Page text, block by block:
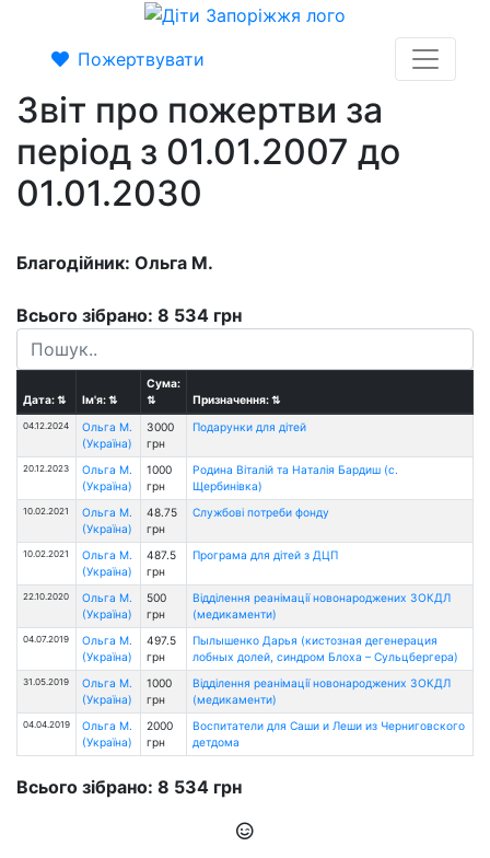
Пожертвувати
Звіт про пожертви за
період з 01.01.2007 до
01.01.2030
Благодійник: Ольга М.
Всього зібрано: 8 534 грн
Дата:⇅ Ім'я:⇅
Сума:
⇅
Призначення:⇅
04.12.2024
Ольга М.
(Україна)
3000
грн
Подарунки для дiтей
20.12.2023
Ольга М.
(Україна)
1000
грн
Родина Віталій та Наталія Бардиш (с.
Щербинівка)
10.02.2021
Ольга М.
(Україна)
48.75
грн
Службові потреби фонду
10.02.2021
Ольга М.
(Україна)
487.5
грн
Програма для дітей з ДЦП
22.10.2020
Ольга М.
(Україна)
500
грн
Відділення реанімації новонароджених ЗОКДЛ
(медикаменти)
04.07.2019
Ольга М.
(Україна)
497.5
грн
Пылышенко Дарья (кистозная дегенерация
лобных долей, синдром Блоха – Сульцбергера)
31.05.2019
Ольга М.
(Україна)
1000
грн
Відділення реанімації новонароджених ЗОКДЛ
(медикаменти)
04.04.2019
Ольга М.
(Україна)
2000
грн
Воспитатели для Саши и Леши из Черниговского
детдома
Всього зібрано: 8 534 грн